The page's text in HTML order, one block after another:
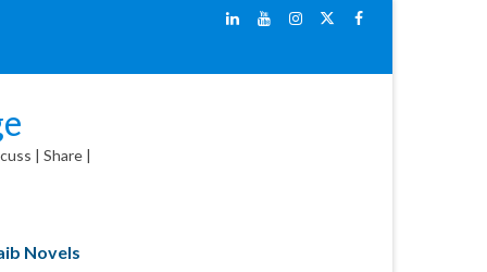
| Share |
Novels